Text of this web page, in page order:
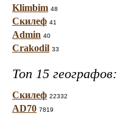
Klimbim 48
Скилеф 41
Admin 40
Crakodil 33
Топ 15 географов:
Скилеф 22332
AD70 7819